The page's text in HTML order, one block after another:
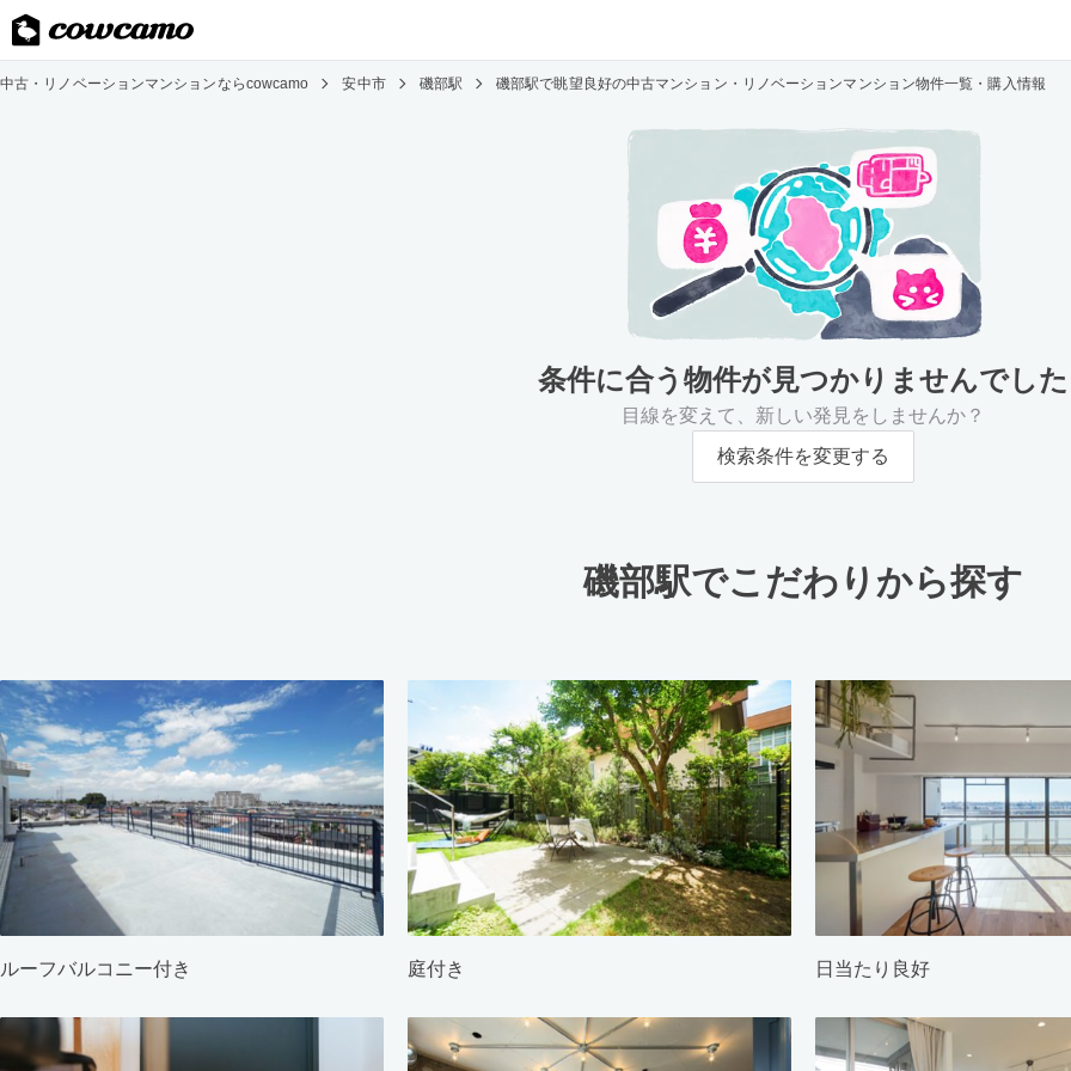
中古・リノベーションマンションならcowcamo 安中市 磯部駅 磯部駅で眺望良好の中古マンション・リノベーションマンション物件一覧・購入情報
条件に合う物件が見つかりませんでした
目線を変えて、新しい発見をしませんか？
検索条件を変更する
磯部駅でこだわりから探す
ルーフバルコニー付き 庭付き 日当たり良好